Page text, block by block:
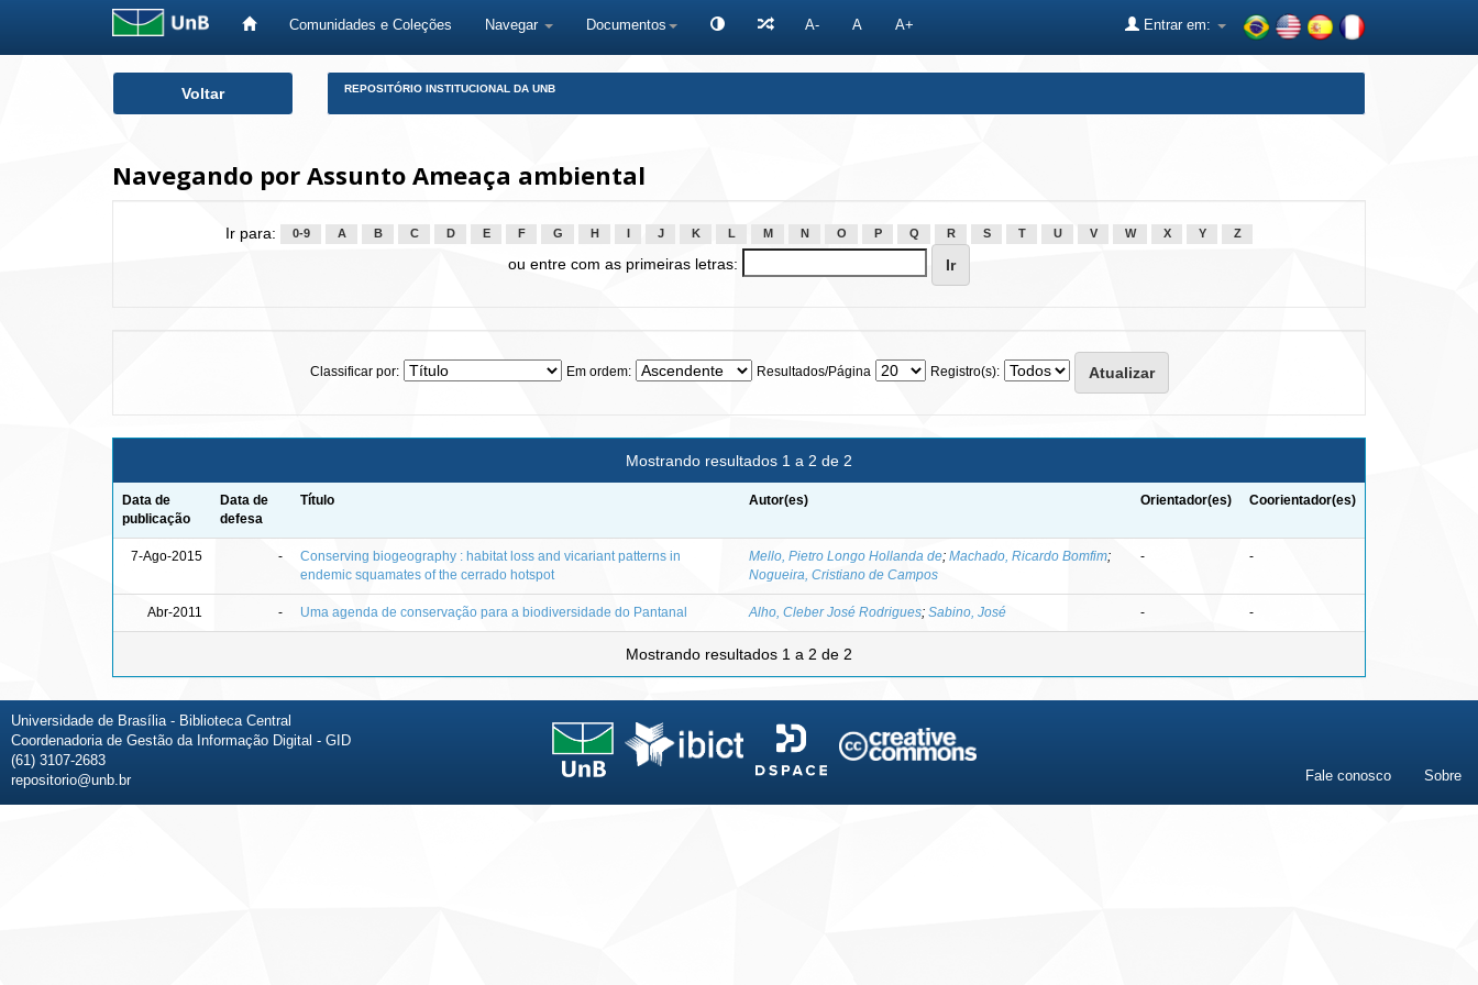
Comunidades e Coleções Navegar Documentos A- A A+ Entrar em:
Voltar REPOSITÓRIO INSTITUCIONAL DA UNB
Navegando por Assunto Ameaça ambiental
Ir para: 0-9 A B C D E F G H J K L M N O P Q R S T U V W X Y Z
ou entre com as primeiras letras:
Classificar por: Em ordem: Resultados/Página Registro(s):
Mostrando resultados 1 a 2 de 2
Data de
publicação
Data de
defesa
Título Autor(es) Orientador(es) Coorientador(es)
7-Ago-2015 -
Conserving biogeography : habitat loss and vicariant patterns in
endemic squamates of the cerrado hotspot
Mello, Pietro Longo Hollanda de; Machado, Ricardo Bomfim;
Nogueira, Cristiano de Campos
- -
Abr-2011 - Uma agenda de conservação para a biodiversidade do Pantanal Alho, Cleber José Rodrigues; Sabino, José - -
Mostrando resultados 1 a 2 de 2
Universidade de Brasília - Biblioteca Central
Coordenadoria de Gestão da Informação Digital - GID
(61) 3107-2683
repositorio@unb.br
Fale conosco Sobre